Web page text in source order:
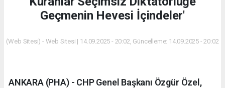
Geçmenin Hevesi İçindeler'
(Web Sitesi) - Web Sitesi | 14.09.2025 - 20:02, Güncelleme: 14.09.2025 - 20:02
ANKARA (PHA) - CHP Genel Başkanı Özgür Özel,